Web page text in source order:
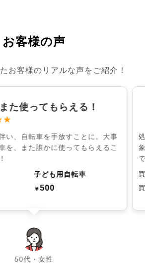
お客様の声
お客様のリアルな声をご紹介！
た使ってもらえる！
い、自転車を手放すことに。大事
を、また誰かに使ってもらえるこ
子ども用自転車
￥500
50代・女性
chevron_left chevron_right